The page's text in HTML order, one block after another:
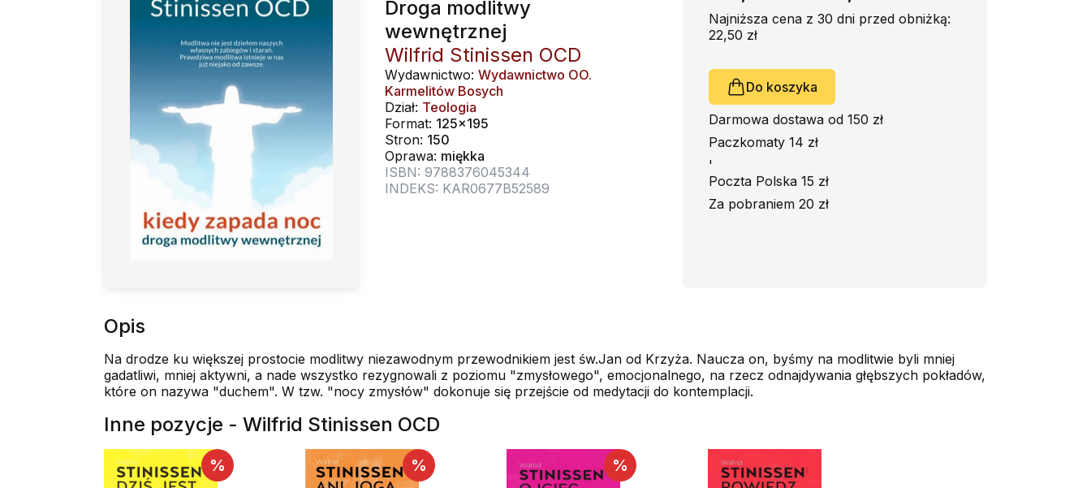
Droga modlitwy
wewnętrznej
Wilfrid Stinissen OCD
Wydawnictwo: Wydawnictwo OO.
Karmelitów Bosych
Dział: Teologia
Format: 125x195
Stron: 150
Oprawa: miękka
ISBN: 9788376045344
INDEKS: KAR0677B52589
Najniższa cena z 30 dni przed obniżką:
22,50 zł
Do koszyka
Darmowa dostawa od 150 zł
Paczkomaty 14 zł
'
Poczta Polska 15 zł
Za pobraniem 20 zł
Opis
Na drodze ku większej prostocie modlitwy niezawodnym przewodnikiem jest św.Jan od Krzyża. Naucza on, byśmy na modlitwie byli mniej
gadatliwi, mniej aktywni, a nade wszystko rezygnowali z poziomu "zmysłowego", emocjonalnego, na rzecz odnajdywania głębszych pokładów,
które on nazywa "duchem". W tzw. "nocy zmysłów" dokonuje się przejście od medytacji do kontemplacji.
Inne pozycje - Wilfrid Stinissen OCD
% % %